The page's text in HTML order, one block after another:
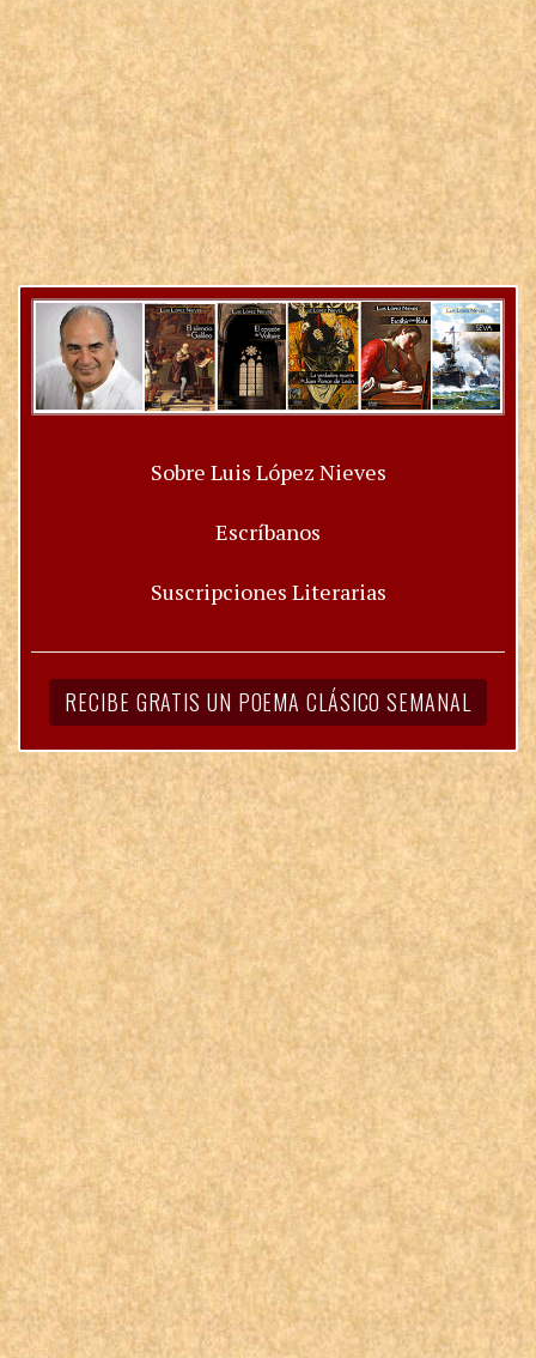
Sobre Luis López Nieves
Escríbanos
Suscripciones Literarias
RECIBE GRATIS UN POEMA CLÁSICO SEMANAL